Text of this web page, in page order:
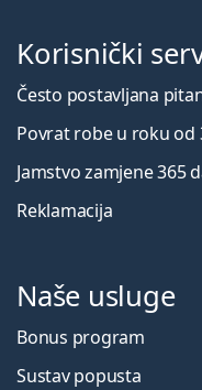
Korisnički
Često postavljana
Povrat robe u roku od
Jamstvo zamjene 365
Reklamacija
Naše usluge
Bonus program
Sustav popusta